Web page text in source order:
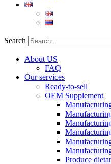
Search
About US
FAQ
Our services
Ready-to-sell
OEM Supplement
Produce